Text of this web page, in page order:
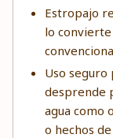
Estropajo
lo
Uso
desprende
agua como
o hechos